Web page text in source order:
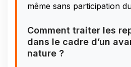
même sans participation
Comment traiter les
dans le cadre d’un
nature ?